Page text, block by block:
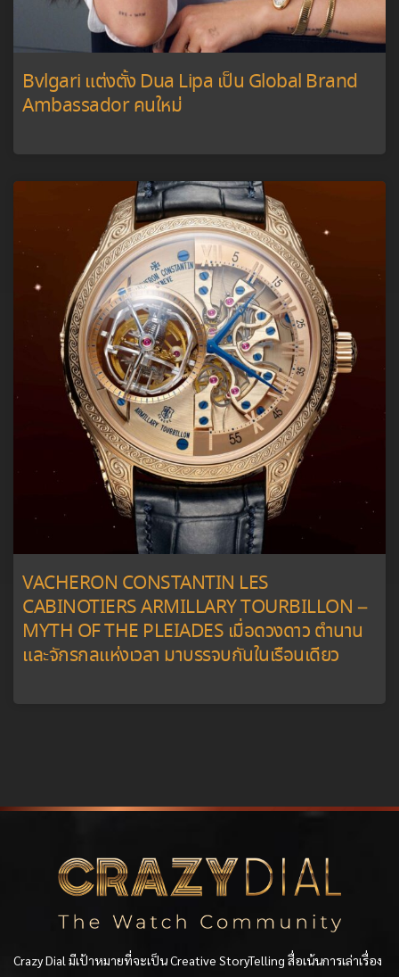
Bvlgari แต่งตั้ง Dua Lipa เป็น Global Brand
Ambassador คนใหม่
VACHERON CONSTANTIN LES
CABINOTIERS ARMILLARY TOURBILLON –
MYTH OF THE PLEIADES เมื่อดวงดาว ตำนาน
และจักรกลแห่งเวลา มาบรรจบกันในเรือนเดียว
Crazy Dial มีเป้าหมายที่จะเป็น Creative StoryTelling สื่อเน้นการเล่าเรื่อง